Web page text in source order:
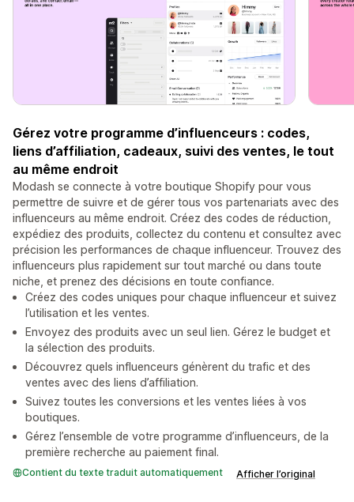
Gérez votre programme d’influenceurs : codes,
liens d’affiliation, cadeaux, suivi des ventes, le tout
au même endroit
Modash se connecte à votre boutique Shopify pour vous
permettre de suivre et de gérer tous vos partenariats avec des
influenceurs au même endroit. Créez des codes de réduction,
expédiez des produits, collectez du contenu et consultez avec
précision les performances de chaque influenceur. Trouvez des
influenceurs plus rapidement sur tout marché ou dans toute
niche, et prenez des décisions en toute confiance.
Créez des codes uniques pour chaque influenceur et suivez
l’utilisation et les ventes.
Envoyez des produits avec un seul lien. Gérez le budget et
la sélection des produits.
Découvrez quels influenceurs génèrent du trafic et des
ventes avec des liens d’affiliation.
Suivez toutes les conversions et les ventes liées à vos
boutiques.
Gérez l’ensemble de votre programme d’influenceurs, de la
première recherche au paiement final.
Contient du texte traduit automatiquement Afficher l’original